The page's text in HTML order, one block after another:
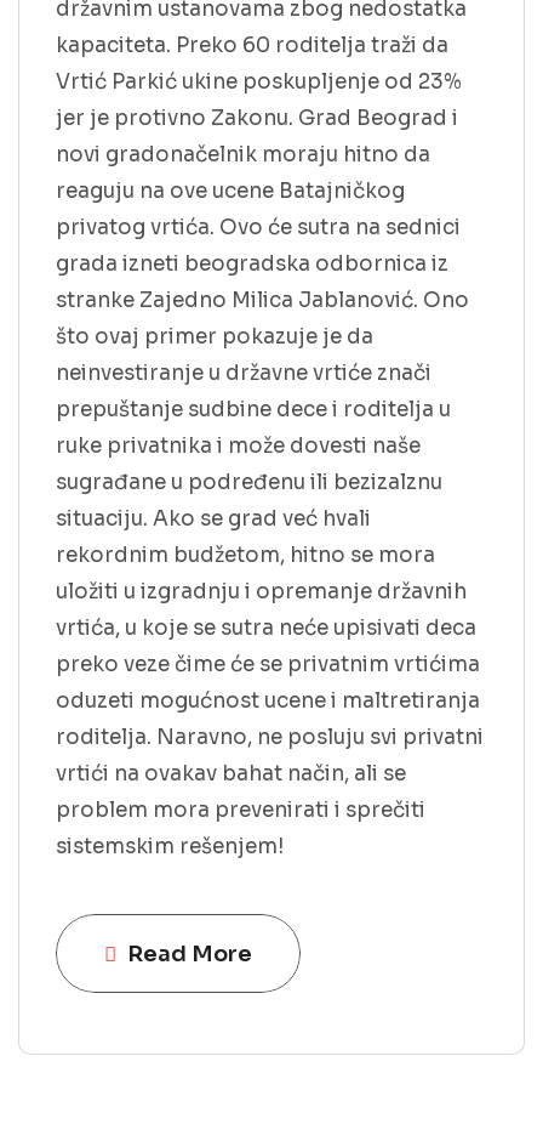
državnim ustanovama zbog nedostatka
kapaciteta. Preko 60 roditelja traži da
Vrtić Parkić ukine poskupljenje od 23%
jer je protivno Zakonu. Grad Beograd i
novi gradonačelnik moraju hitno da
reaguju na ove ucene Batajničkog
privatog vrtića. Ovo će sutra na sednici
grada izneti beogradska odbornica iz
stranke Zajedno Milica Jablanović. Ono
što ovaj primer pokazuje je da
neinvestiranje u državne vrtiće znači
prepuštanje sudbine dece i roditelja u
ruke privatnika i može dovesti naše
sugrađane u podređenu ili bezizalznu
situaciju. Ako se grad već hvali
rekordnim budžetom, hitno se mora
uložiti u izgradnju i opremanje državnih
vrtića, u koje se sutra neće upisivati deca
preko veze čime će se privatnim vrtićima
oduzeti mogućnost ucene i maltretiranja
roditelja. Naravno, ne posluju svi privatni
vrtići na ovakav bahat način, ali se
problem mora prevenirati i sprečiti
sistemskim rešenjem!
Read More